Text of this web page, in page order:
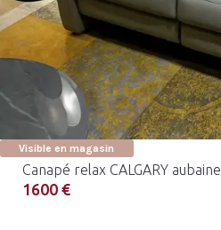
Visible en magasin
Canapé relax CALGARY aubaine
1600 €